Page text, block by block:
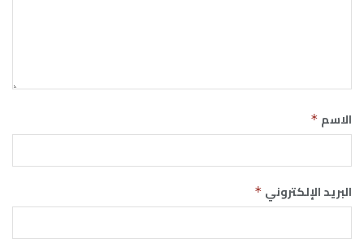
الاسم *
البريد الإلكتروني *